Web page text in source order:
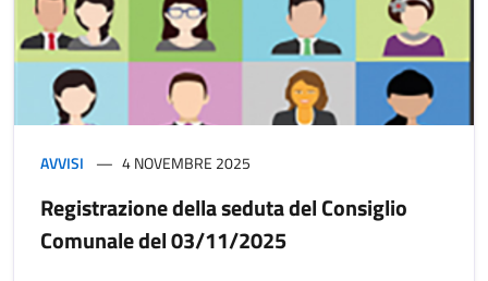
AVVISI 4 NOVEMBRE 2025
Registrazione della seduta del Consiglio
Comunale del 03/11/2025